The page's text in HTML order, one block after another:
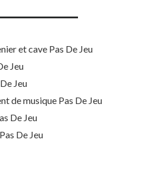
et cave Pas De Jeu
Jeu
Jeu
de musique Pas De Jeu
De Jeu
De Jeu